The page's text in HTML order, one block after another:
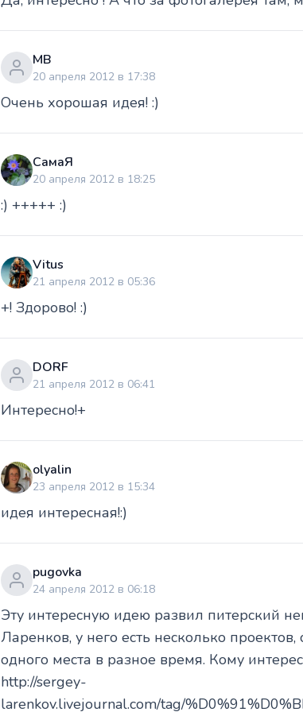
МВ
20 апреля 2012 в 17:38
Очень хорошая идея! :)
СамаЯ
20 апреля 2012 в 18:25
:) +++++ :)
Vitus
21 апреля 2012 в 05:36
+! Здорово! :)
DORF
21 апреля 2012 в 06:41
Интересно!+
olyalin
23 апреля 2012 в 15:34
идея интересная!:)
pugovka
24 апреля 2012 в 06:18
Эту интересную идею развил питерский
Ларенков, у него есть несколько
одного места в разное время. Кому
http://sergey-
larenkov.livejournal.com/tag/